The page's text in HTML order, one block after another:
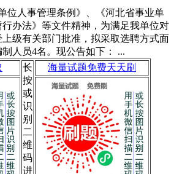
人事管理条例》、《河北省事业单
办法》等文件精神，为满足我单位对
级有关部门批准，拟采取选聘方式面
人员4名。现公告如下： ...
长
按
或
识
别
二
维
码
进
海量试题免费天天刷